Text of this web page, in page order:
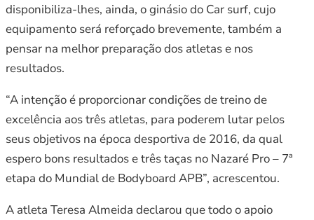
disponibiliza-lhes, ainda, o ginásio do Car surf, cujo
equipamento será reforçado brevemente, também a
pensar na melhor preparação dos atletas e nos
resultados.
“A intenção é proporcionar condições de treino de
excelência aos três atletas, para poderem lutar pelos
seus objetivos na época desportiva de 2016, da qual
espero bons resultados e três taças no Nazaré Pro – 7ª
etapa do Mundial de Bodyboard APB”, acrescentou.
A atleta Teresa Almeida declarou que todo o apoio